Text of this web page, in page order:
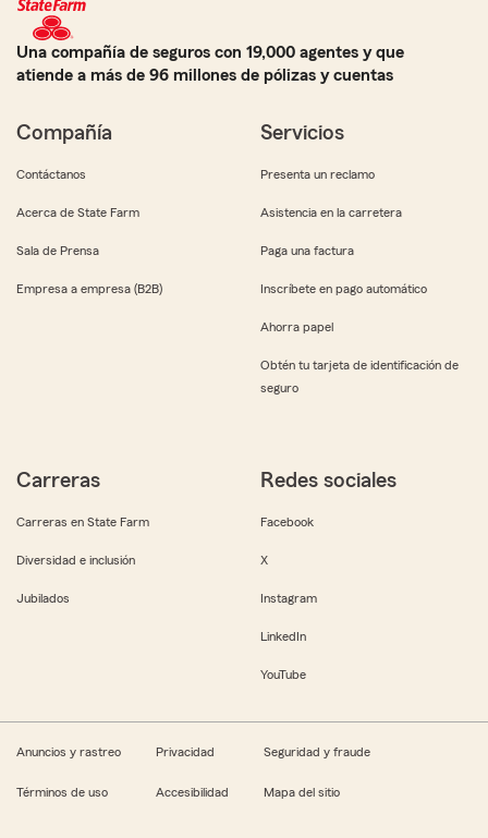
Una compañía de seguros con 19,000 agentes y que
atiende a más de 96 millones de pólizas y cuentas
Compañía
Contáctanos
Acerca de State Farm
Sala de Prensa
Empresa a empresa (B2B)
Servicios
Presenta un reclamo
Asistencia en la carretera
Paga una factura
Inscríbete en pago automático
Ahorra papel
Obtén tu tarjeta de identificación de
seguro
Carreras
Carreras en State Farm
Diversidad e inclusión
Jubilados
Redes sociales
Facebook
X
Instagram
LinkedIn
YouTube
Anuncios y rastreo Privacidad Seguridad y fraude
Términos de uso Accesibilidad Mapa del sitio